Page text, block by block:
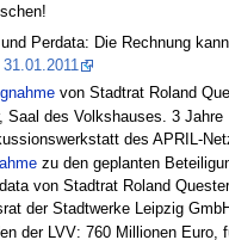
Perdata: Die Rechnung
von Stadtrat Roland
Saal des Volkshauses. 3 Jahre
des APRIL-
zu den geplanten
von Stadtrat Roland
der Stadtwerke Leipzig
der LVV: 760 Millionen Euro,